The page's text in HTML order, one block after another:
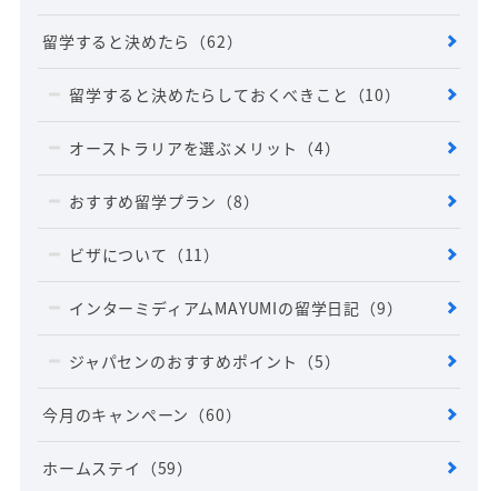
留学すると決めたら （62）
留学すると決めたらしておくべきこと （10）
オーストラリアを選ぶメリット （4）
おすすめ留学プラン （8）
ビザについて （11）
インターミディアムMAYUMIの留学日記 （9）
ジャパセンのおすすめポイント （5）
今月のキャンペーン （60）
ホームステイ （59）